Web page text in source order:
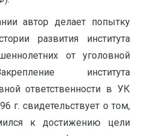
автор делает попытку
развития института
от уголовной
института
ответственности в УК
г. свидетельствует о том,
к достижению цели